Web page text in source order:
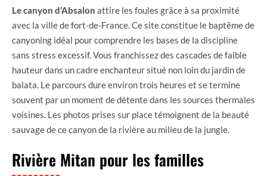
Le canyon d’Absalon attire les foules grâce à sa proximité
avec la ville de fort-de-France. Ce site constitue le baptême de
canyoning idéal pour comprendre les bases de la discipline
sans stress excessif. Vous franchissez des cascades de faible
hauteur dans un cadre enchanteur situé non loin du jardin de
balata. Le parcours dure environ trois heures et se termine
souvent par un moment de détente dans les sources thermales
voisines. Les photos prises sur place témoignent de la beauté
sauvage de ce canyon de la rivière au milieu de la jungle.
Rivière Mitan pour les familles